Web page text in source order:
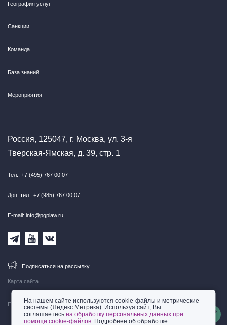
Карта сайта
Правовая информация
География услуг
Санкции
Команда
База знаний
Мероприятия
Россия, 125047, г. Москва, ул. 3-я
Тверская-Ямская, д. 39, стр. 1
Тел.: +7 (495) 767 00 07
Доп. тел.: +7 (985) 767 00 07
E-mail: info@pgplaw.ru
Подписаться на рассылку
На нашем сайте используются cookie-файлы и метрические
системы (Яндекс.Метрика). Используя сайт, Вы
соглашаетесьна обработку персональных данных при
помощи cookie-файлов. Подробнее об обработке